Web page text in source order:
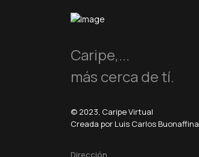
Caripe,...
más cerca de tí.
© 2023, Caripe Virtual
Creada por Luis Carlos Buonaffina
Dirección